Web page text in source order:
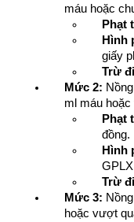
máu hoặc
Phạt
Hình
giấy
Trừ
Mức 2:
ml máu
Phạt
đồng.
Hình
Trừ
Mức 3:
hoặc vượt